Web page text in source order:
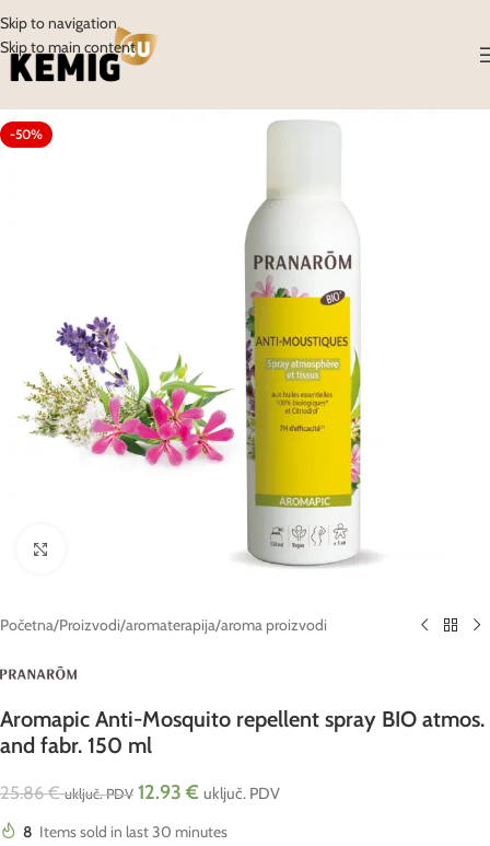
Skip to navigation
Skip to main content
-50%
Početna/Proizvodi/aromaterapija/aroma proizvodi
Aromapic Anti-Mosquito repellent spray BIO atmos.
and fabr. 150 ml
25.86€ uključ. PDV 12.93 € uključ. PDV
8 Items sold in last 30 minutes